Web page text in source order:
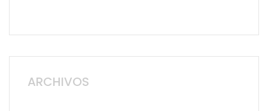
ARCHIVOS